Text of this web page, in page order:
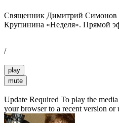
Священник Димитрий Симонов
Крупинина «Неделя». Прямой
/
play
mute
Update Required To play the
your browser to a recent version or